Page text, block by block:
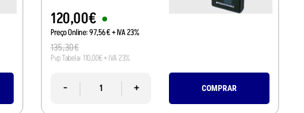
120,00€
Preço Online:97,56€+ IVA 23%
135,30€
Pvp Tabela: 110,00€+ IVA 23%
- + COMPRAR